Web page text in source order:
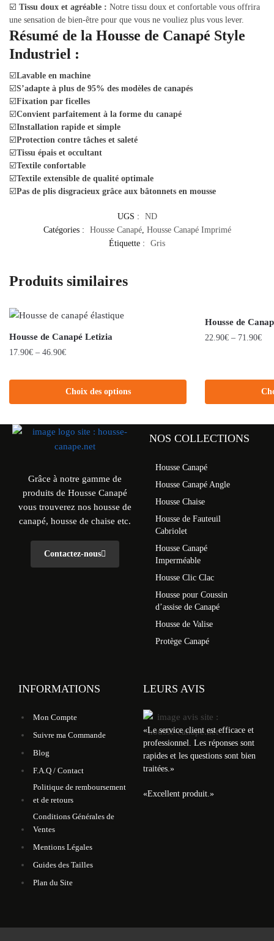
☑️ Tissu doux et agréable : Notre tissu doux et confortable vous offrira
une sensation de bien-être pour que vous ne vouliez plus vous lever.
Résumé de la Housse de Canapé Style
Industriel :
☑️Lavable en machine
☑️S’adapte à plus de 95% des modèles de canapés
☑️Fixation par ficelles
☑️Convient parfaitement à la forme du canapé
☑️Installation rapide et simple
☑️Protection contre tâches et saleté
☑️Tissu épais et occultant
☑️Textile confortable
☑️Textile extensible de qualité optimale
☑️Pas de plis disgracieux grâce aux bâtonnets en mousse
UGS :
ND
Catégories :
Housse Canapé, Housse Canapé Imprimé
Étiquette :
Gris
Produits similaires
Housse de Canapé Letizia
17.90€ – 46.90€
Choix des options
Housse de
22.90€ – 71.90€
Grâce à notre gamme de
produits de Housse Canapé
vous trouverez nos housse de
canapé, housse de chaise etc.
Contactez-nous
NOS COLLECTIONS
Housse Canapé
Housse Canapé Angle
Housse Chaise
Housse de Fauteuil
Cabriolet
Housse Canapé
Imperméable
Housse Clic Clac
Housse pour Coussin
d’assise de Canapé
Housse de Valise
Protège Canapé
INFORMATIONS
Mon Compte
Suivre ma Commande
Blog
F.A.Q / Contact
Politique de remboursement
et de retours
Conditions Générales de
Ventes
Mentions Légales
Guides des Tailles
Plan du Site
LEURS AVIS
«Le service client est efficace et
professionnel. Les réponses sont
rapides et les questions sont bien
traitées.»
«Excellent produit.»